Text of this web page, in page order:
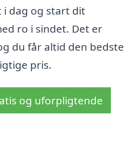
i dag og start dit
ro i sindet. Det er
du får altid den bedste
pris.
og uforpligtende